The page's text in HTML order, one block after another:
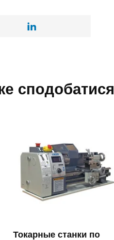
сподобатися
Токарные станки по